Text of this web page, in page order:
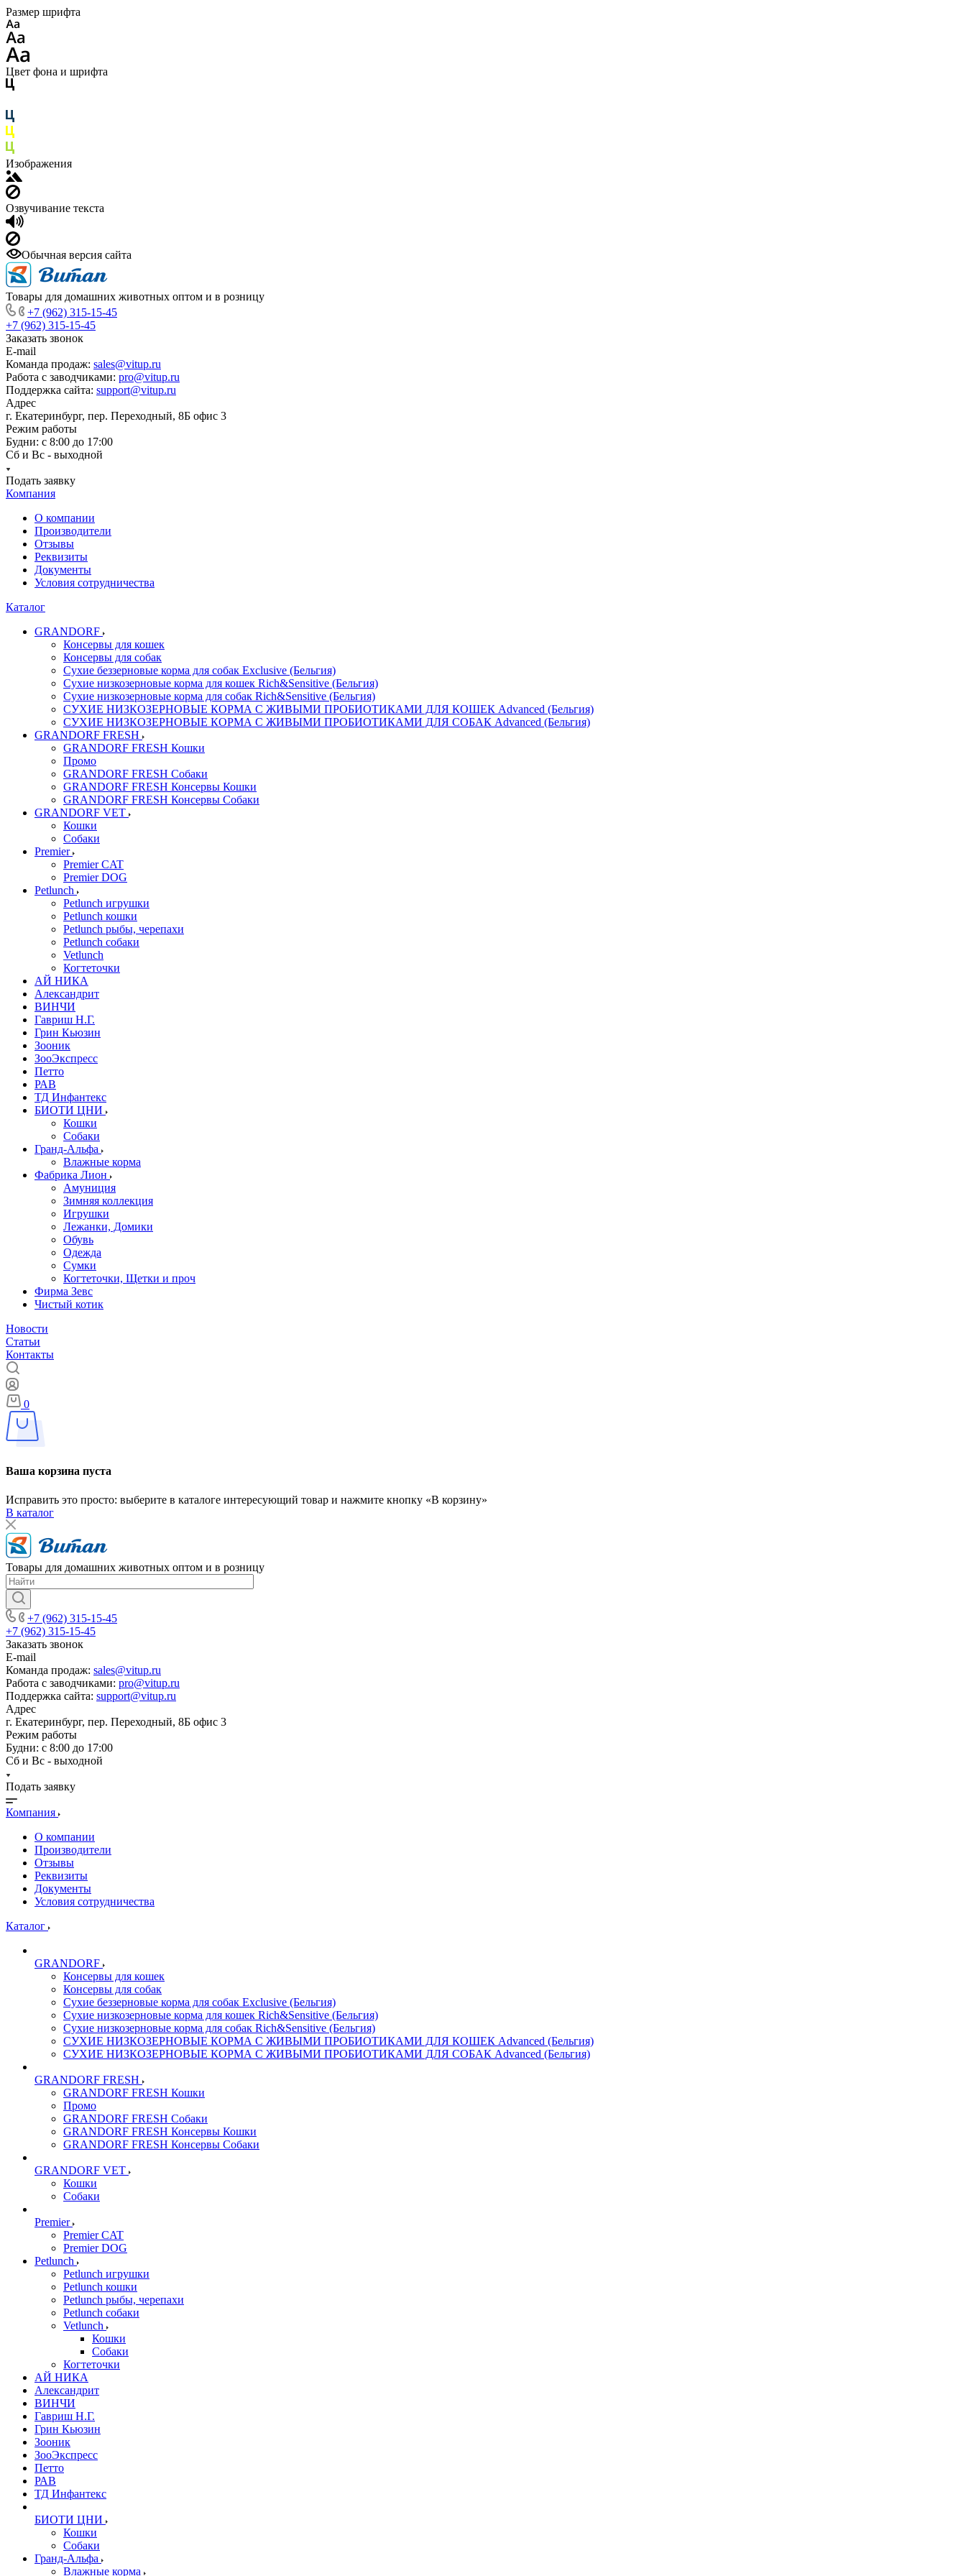
Размер шрифта
Цвет фона и шрифта
Изображения
Озвучивание текста
Обычная версия сайта
Товары для домашних животных оптом и в розницу
+7 (962) 315-15-45
+7 (962) 315-15-45
Заказать звонок
E-mail
Команда продаж: sales@vitup.ru
Работа с заводчиками: pro@vitup.ru
Поддержка сайта: support@vitup.ru
Адрес
г. Екатеринбург, пер. Переходный, 8Б офис 3
Режим работы
Будни: с 8:00 до 17:00
Сб и Вс - выходной
Подать заявку
Компания
О компании
Производители
Отзывы
Реквизиты
Документы
Условия сотрудничества
Каталог
GRANDORF
Консервы для кошек
Консервы для собак
Сухие беззерновые корма для собак Exclusive (Бельгия)
Сухие низкозерновые корма для кошек Rich&Sensitive (Бельгия)
Сухие низкозерновые корма для собак Rich&Sensitive (Бельгия)
СУХИЕ НИЗКОЗЕРНОВЫЕ КОРМА С ЖИВЫМИ ПРОБИОТИКАМИ ДЛЯ КОШЕК Advanced (Бельгия)
СУХИЕ НИЗКОЗЕРНОВЫЕ КОРМА С ЖИВЫМИ ПРОБИОТИКАМИ ДЛЯ СОБАК Advanced (Бельгия)
GRANDORF FRESH
GRANDORF FRESH Кошки
Промо
GRANDORF FRESH Собаки
GRANDORF FRESH Консервы Кошки
GRANDORF FRESH Консервы Собаки
GRANDORF VET
Кошки
Собаки
Premier
Premier CAT
Premier DOG
Petlunch
Petlunch игрушки
Petlunch кошки
Petlunch рыбы, черепахи
Petlunch собаки
Vetlunch
Когтеточки
АЙ НИКА
Александрит
ВИНЧИ
Гавриш Н.Г.
Грин Кьюзин
Зооник
ЗооЭкспресс
Петто
РАВ
ТД Инфантекс
БИОТИ ЦНИ
Кошки
Собаки
Гранд-Альфа
Влажные корма
Фабрика Лион
Амуниция
Зимняя коллекция
Игрушки
Лежанки, Домики
Обувь
Одежда
Сумки
Когтеточки, Щетки и проч
Фирма Зевс
Чистый котик
Новости
Статьи
Контакты
0
Ваша корзина пуста
Исправить это просто: выберите в каталоге интересующий товар и нажмите кнопку «В корзину»
В каталог
Товары для домашних животных оптом и в розницу
+7 (962) 315-15-45
+7 (962) 315-15-45
Заказать звонок
E-mail
Команда продаж: sales@vitup.ru
Работа с заводчиками: pro@vitup.ru
Поддержка сайта: support@vitup.ru
Адрес
г. Екатеринбург, пер. Переходный, 8Б офис 3
Режим работы
Будни: с 8:00 до 17:00
Сб и Вс - выходной
Подать заявку
Компания
О компании
Производители
Отзывы
Реквизиты
Документы
Условия сотрудничества
Каталог
GRANDORF
Консервы для кошек
Консервы для собак
Сухие беззерновые корма для собак Exclusive (Бельгия)
Сухие низкозерновые корма для кошек Rich&Sensitive (Бельгия)
Сухие низкозерновые корма для собак Rich&Sensitive (Бельгия)
СУХИЕ НИЗКОЗЕРНОВЫЕ КОРМА С ЖИВЫМИ ПРОБИОТИКАМИ ДЛЯ КОШЕК Advanced (Бельгия)
СУХИЕ НИЗКОЗЕРНОВЫЕ КОРМА С ЖИВЫМИ ПРОБИОТИКАМИ ДЛЯ СОБАК Advanced (Бельгия)
GRANDORF FRESH
GRANDORF FRESH Кошки
Промо
GRANDORF FRESH Собаки
GRANDORF FRESH Консервы Кошки
GRANDORF FRESH Консервы Собаки
GRANDORF VET
Кошки
Собаки
Premier
Premier CAT
Premier DOG
Petlunch
Petlunch игрушки
Petlunch кошки
Petlunch рыбы, черепахи
Petlunch собаки
Vetlunch
Кошки
Собаки
Когтеточки
АЙ НИКА
Александрит
ВИНЧИ
Гавриш Н.Г.
Грин Кьюзин
Зооник
ЗооЭкспресс
Петто
РАВ
ТД Инфантекс
БИОТИ ЦНИ
Кошки
Собаки
Гранд-Альфа
Влажные корма